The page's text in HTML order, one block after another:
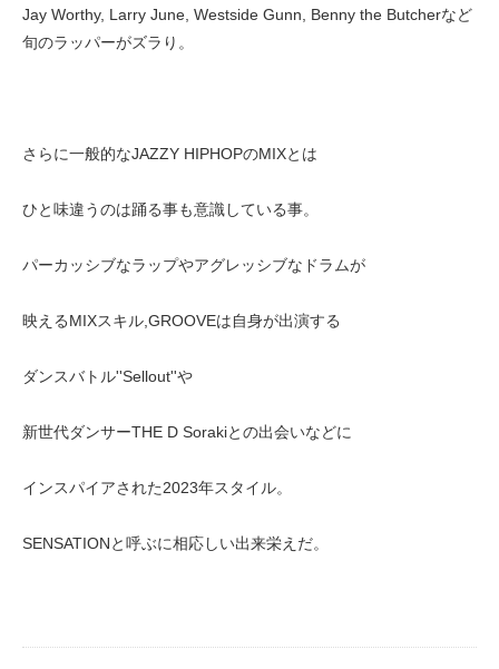
Jay Worthy, Larry June, Westside Gunn, Benny the Butcherなど
旬のラッパーがズラり。
さらに一般的なJAZZY HIPHOPのMIXとは
ひと味違うのは踊る事も意識している事。
パーカッシブなラップやアグレッシブなドラムが
映えるMIXスキル,GROOVEは自身が出演する
ダンスバトル''Sellout''や
新世代ダンサーTHE D Sorakiとの出会いなどに
インスパイアされた2023年スタイル。
SENSATIONと呼ぶに相応しい出来栄えだ。